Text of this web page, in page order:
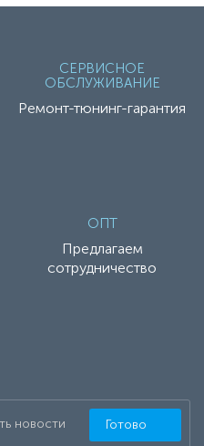
СЕРВИСНОЕ
ОБСЛУЖИВАНИЕ
Ремонт-тюнинг-гарантия
ОПТ
Предлагаем
сотрудничество
Готово